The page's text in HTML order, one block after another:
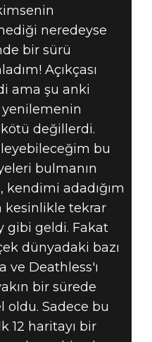
neredeyse
bir sürü
Açıkçası
ama şu anki
yenilemenin
değillerdi.
bu
bulmanın
kendimi adadığım
kesinlikle tekrar
gibi geldi. Fakat
dünyadaki bazı
ve Deathless'ı
bir sürede
Sadece bu
12 haritayı bir